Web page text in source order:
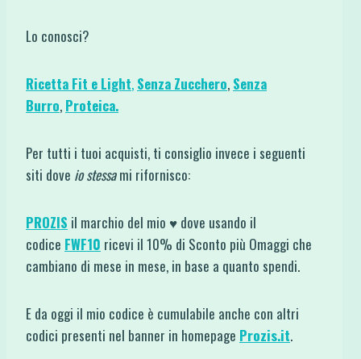
Lo conosci?
Ricetta Fit e Light, Senza Zucchero, Senza
Burro, Proteica.
Per tutti i tuoi acquisti, ti consiglio invece i seguenti
siti dove io stessami rifornisco:
PROZIS il marchio del mio ♥ dove usando il
codice FWF10 ricevi il 10% di Sconto più Omaggi che
cambiano di mese in mese, in base a quanto spendi.
E da oggi il mio codice è cumulabile anche con altri
codici presenti nel banner in homepage Prozis.it.